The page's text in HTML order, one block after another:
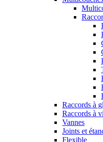
Raccords à
Raccords à
Vannes
Joints et
Flexible